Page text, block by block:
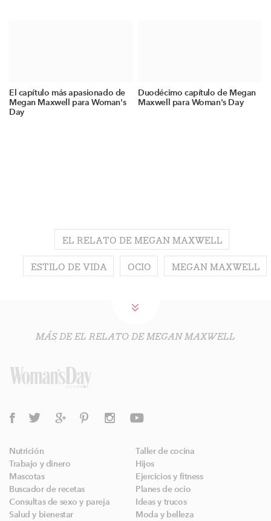
El capítulo más apasionado de
Megan Maxwell para Woman's
Day
Duodécimo capítulo de Megan
Maxwell para Woman's Day
EL RELATO DE MEGAN MAXWELL
ESTILO DE VIDA OCIO MEGAN MAXWELL
MÁS DE EL RELATO DE MEGAN MAXWELL
Nutrición
Taller de cocina
Trabajo y dinero
Hijos
Mascotas
Ejercicios y fitness
Buscador de recetas
Planes de ocio
Consultas de sexo y pareja
Ideas y trucos
Salud y bienestar
Moda y belleza